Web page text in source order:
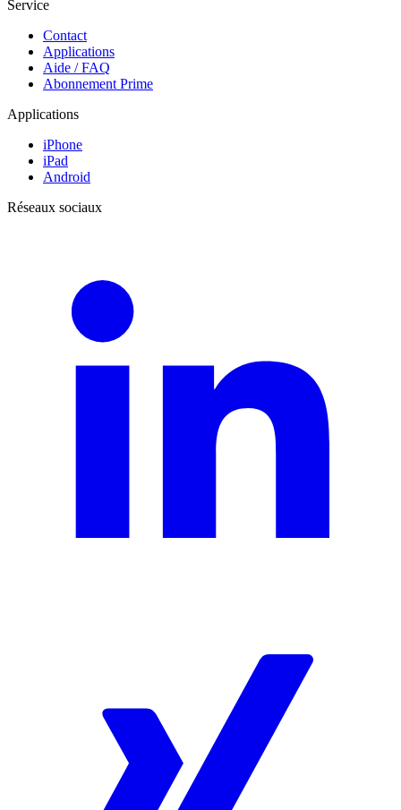
Service
Contact
Applications
Aide / FAQ
Abonnement Prime
Applications
iPhone
iPad
Android
Réseaux sociaux